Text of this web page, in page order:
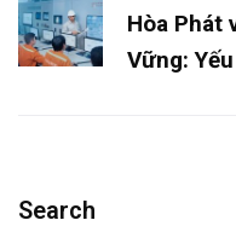
Hòa Phát
Vững:
Search